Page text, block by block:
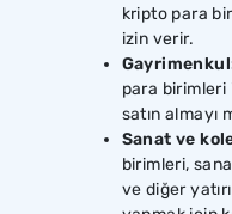
kripto para
izin verir.
para
satın almayı
Sanat ve
birimleri,
ve diğer